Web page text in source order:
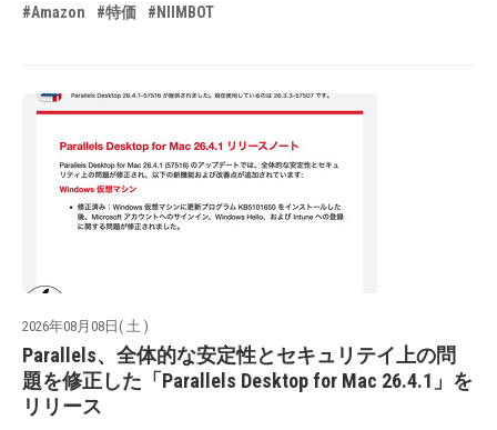
#Amazon #特価 #NIIMBOT
2026年08月08日( 土 )
Parallels、全体的な安定性とセキュリテイ上の問
題を修正した「Parallels Desktop for Mac 26.4.1」を
リリース